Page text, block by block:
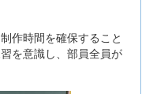
作時間を確保すること
を意識し、部員全員が